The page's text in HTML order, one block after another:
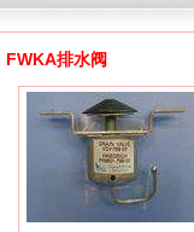
FWKA排水阀